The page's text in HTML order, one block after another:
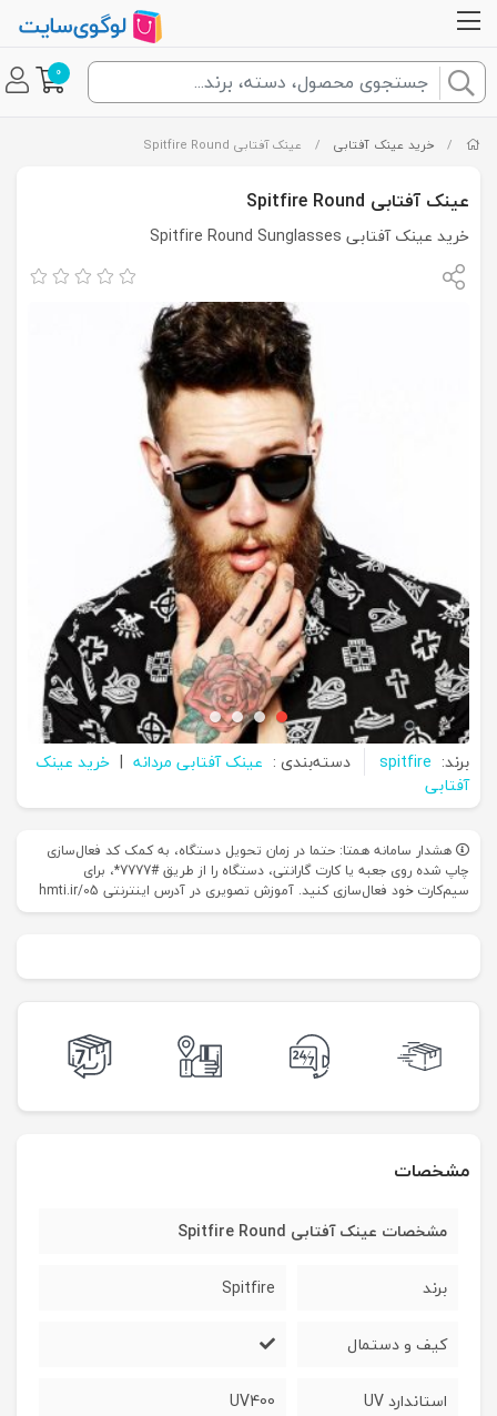
0
/ خرید عینک آفتابی / عینک آفتابی Spitfire Round
عینک آفتابی Spitfire Round
خرید عینک آفتابی Spitfire Round Sunglasses
برند: spitfire دسته‌بندی : عینک آفتابی مردانه | خرید عینک
آفتابی
هشدار سامانه همتا: حتما در زمان تحویل دستگاه، به کمک کد فعال‌سازی
چاپ شده روی جعبه یا کارت گارانتی، دستگاه را از طریق #7777*، برای
سیم‌کارت خود فعال‌سازی کنید. آموزش تصویری در آدرس اینترنتی hmti.ir/05
مشخصات
مشخصات عینک آفتابی Spitfire Round
برند Spitfire
کیف و دستمال
استاندارد UV UV400